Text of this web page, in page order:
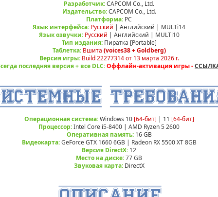
Разработчик:CAPCOM Co., Ltd.
Издательство:CAPCOM Co., Ltd.
Платформа: РС
Язык интерфейса: Русский | Английский | MULTi14
Язык озвучки: Русский | Английский | MULTi10
Тип издания: Пиратка [Portable]
Таблетка: Вшита (voices38 + Goldberg)
Версия игры: Build 22277314 от 13 марта 2026 г.
последняя версия + все DLC:Оффлайн-активация игры -
Операционная система:Windows 10 [64-бит] | 11 [64-бит]
Процессор:Intel Core i5-8400 | AMD Ryzen 5 2600
Оперативная память:16 GB
Видеокарта:GeForce GTX 1660 6GB | Radeon RX 5500 XT 8GB
Версия DirectX: 12
Место на диске:77 GB
Звуковая карта:DirectX